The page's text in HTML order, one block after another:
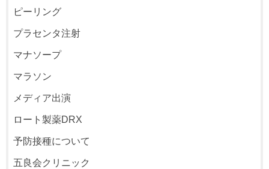
ピーリング
プラセンタ注射
マナソープ
マラソン
メディア出演
ロート製薬DRX
予防接種について
五良会クリニック